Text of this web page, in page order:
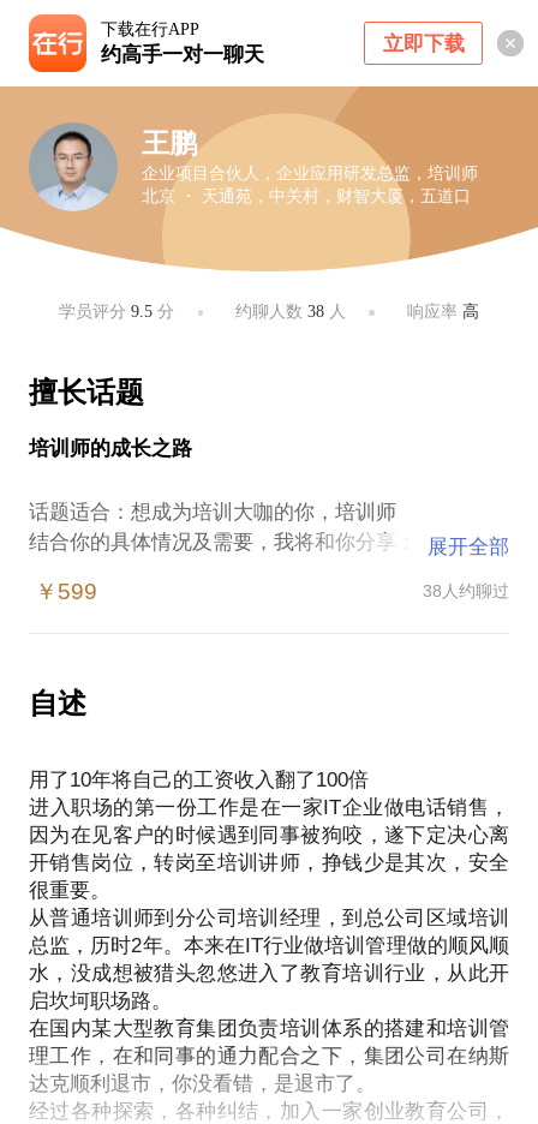
下载在行APP
约高手一对一聊天 立即下载
王鹏
企业项目合伙人，企业应用研发总监，培训师
北京 ・ 天通苑，中关村，财智大厦，五道口
学员评分9.5 分 约聊人数 38人 响应率 高
擅长话题
培训师的成长之路
话题适合：想成为培训大咖的你，培训师
结合你的具体情况及需要，我将和你分享：
2.什么时候适合做自由讲师
展开全部
￥599 38人约聊过
自述
用了10年将自己的工资收入翻了100倍
进入职场的第一份工作是在一家IT企业做电话销售，
因为在见客户的时候遇到同事被狗咬，遂下定决心离
开销售岗位，转岗至培训讲师，挣钱少是其次，安全
很重要。
从普通培训师到分公司培训经理，到总公司区域培训
总监，历时2年。本来在IT行业做培训管理做的顺风顺
水，没成想被猎头忽悠进入了教育培训行业，从此开
启坎坷职场路。
在国内某大型教育集团负责培训体系的搭建和培训管
理工作，在和同事的通力配合之下，集团公司在纳斯
达克顺利退市，你没看错，是退市了。
经过各种探索，各种纠结，加入一家创业教育公司，